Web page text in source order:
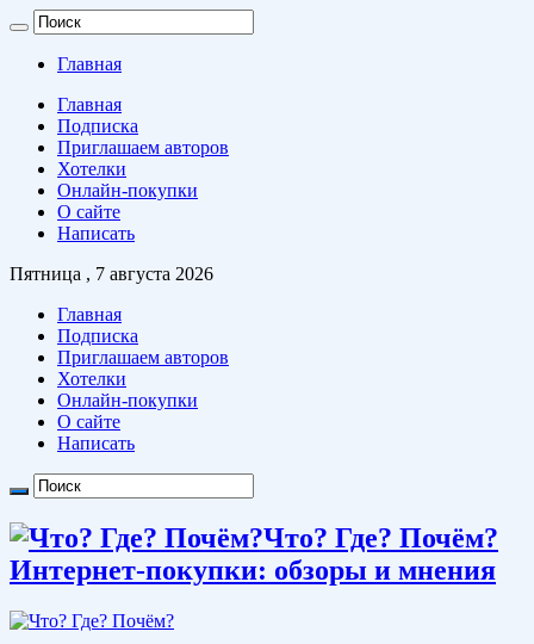
Главная
Главная
Подписка
Приглашаем авторов
Хотелки
Онлайн-покупки
О сайте
Написать
Пятница , 7 августа 2026
Главная
Подписка
Приглашаем авторов
Хотелки
Онлайн-покупки
О сайте
Написать
Что? Где? Почём?
Интернет-покупки: обзоры и мнения